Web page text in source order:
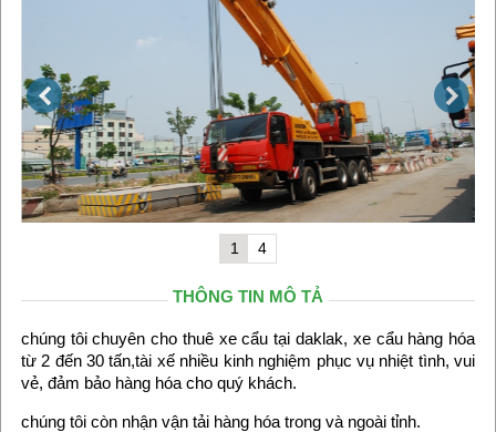
1 4
THÔNG TIN MÔ TẢ
chúng tôi chuyên cho thuê xe cẩu tại daklak, xe cẩu hàng hóa
từ 2 đến 30 tấn,tài xế nhiều kinh nghiệm phục vụ nhiệt tình, vui
vẻ, đảm bảo hàng hóa cho quý khách.
chúng tôi còn nhận vận tải hàng hóa trong và ngoài tỉnh.